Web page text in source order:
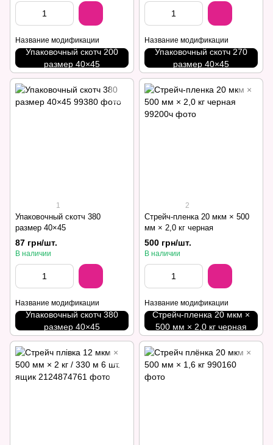
Название модификации
Упаковочный скотч 200
размер 40×45
Название модификации
Упаковочный скотч 270
размер 40×45
1
Упаковочный скотч 380
размер 40×45
87 грн/шт.
В наличии
Название модификации
Упаковочный скотч 380
размер 40×45
2
Стрейч-пленка 20 мкм × 500
мм × 2,0 кг черная
500 грн/шт.
В наличии
Название модификации
Стрейч-пленка 20 мкм ×
500 мм × 2,0 кг черная